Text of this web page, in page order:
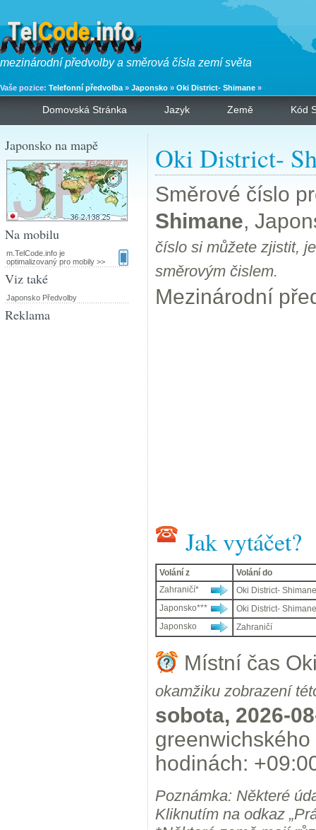
mezinárodní předvolby a směrová čísla zemí světa
Vaše pozice: Telefonní předvolba » Japonsko » Oki District- Shimane »
Domovská Stránka Jazyk Země Kód
Oki District-
Směrové číslo
Shimane,
číslo si můžete zjistit,
směrovým čislem.
Mezinárodní
Jak vytáčet?
Volání z
Volání do
Zahraničí*
Oki District- Shimane
Japonsko***
Oki District- Shimane
Japonsko
Zahraničí
Místní čas
okamžiku zobrazení
sobota, 2026-
hodinách:
Poznámka: Některé
Kliknutím na odkaz
Japonsko na mapě
Na mobilu
m.TelCode.info je
optimalizovaný pro mobily >>
Viz také
Japonsko Předvolby
Reklama